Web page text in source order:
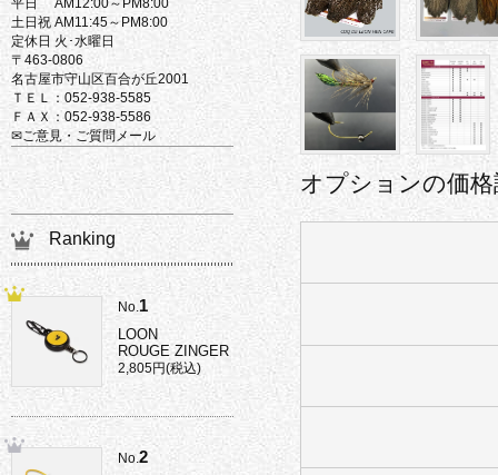
オプションの価
平日 AM12:00～PM8:00
土日祝 AM11:45～PM8:00
定休日 火･水曜日
〒463-0806
名古屋市守山区百合が丘2001
ＴＥＬ：052-938-5585
ＦＡＸ：052-938-5586
✉ご意見・ご質問メール
Ranking
No. 1
LOON
ROUGE ZINGER
2,805円(税込)
No. 2